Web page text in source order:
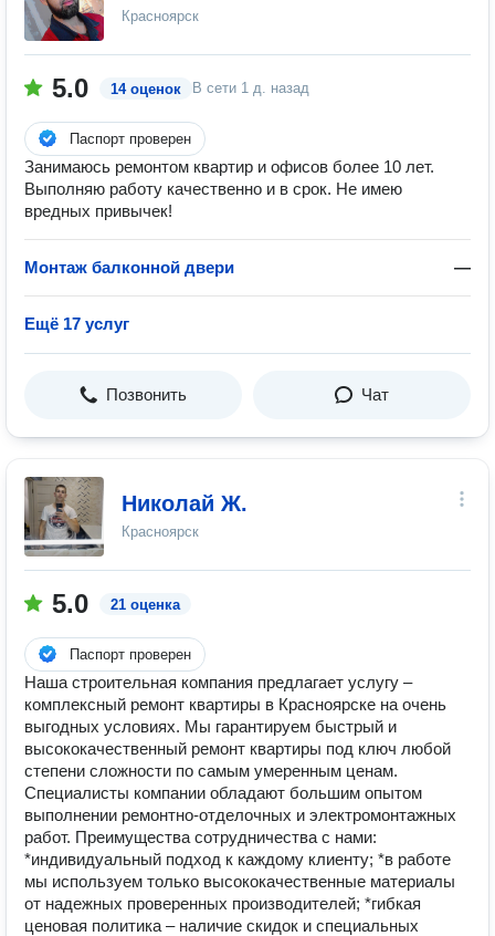
Красноярск
5.0 14 оценок В сети 1 д. назад
Паспорт проверен
Занимаюсь ремонтом квартир и офисов более 10 лет.
Выполняю работу качественно и в срок. Не имею
вредных привычек!
Монтаж балконной двери —
Ещё 17 услуг
Позвонить Чат
Николай Ж.
Красноярск
5.0 21 оценка
Паспорт проверен
Наша строительная компания предлагает услугу –
комплексный ремонт квартиры в Красноярске на очень
выгодных условиях. Мы гарантируем быстрый и
высококачественный ремонт квартиры под ключ любой
степени сложности по самым умеренным ценам.
Специалисты компании обладают большим опытом
выполнении ремонтно-отделочных и электромонтажных
работ. Преимущества сотрудничества с нами:
*индивидуальный подход к каждому клиенту; *в работе
мы используем только высококачественные материалы
от надежных проверенных производителей; *гибкая
ценовая политика – наличие скидок и специальных